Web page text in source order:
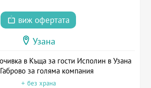
виж офертата
Узана
в Къща за гости Исполин в Узана
за голяма компания
+ без храна